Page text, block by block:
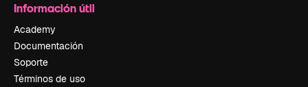
Información útil
Academy
Documentación
Soporte
Términos de uso